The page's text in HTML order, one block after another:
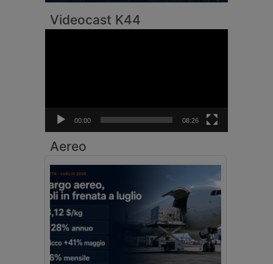
Videocast K44
00:00 08:26
Aereo